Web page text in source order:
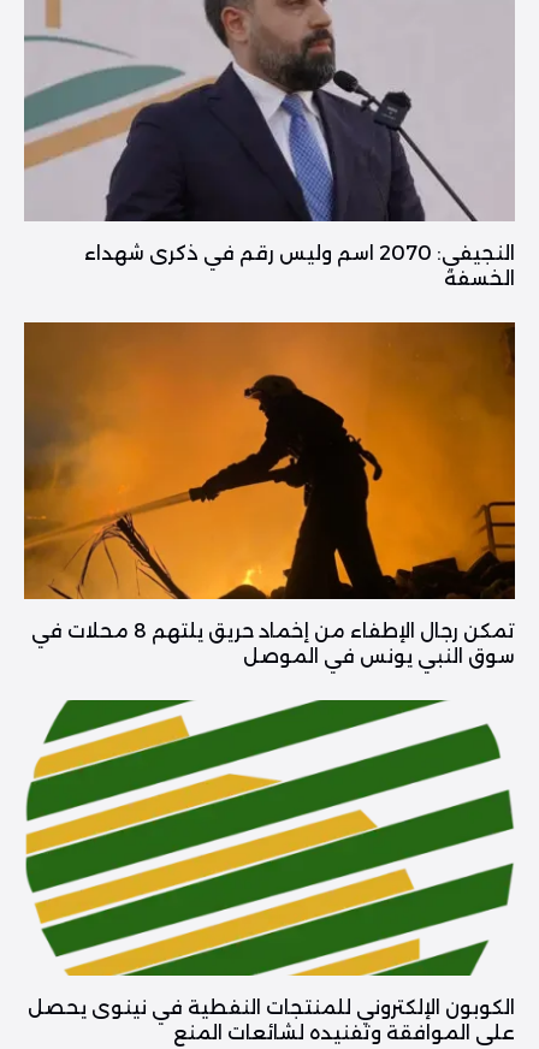
النجيفي: 2070 اسم وليس رقم في ذكرى شهداء
الخسفة
تمكن رجال الإطفاء من إخماد حريق يلتهم 8 محلات في
سوق النبي يونس في الموصل
الكوبون الإلكتروني للمنتجات النفطية في نينوى يحصل
على الموافقة وتفنيده لشائعات المنع